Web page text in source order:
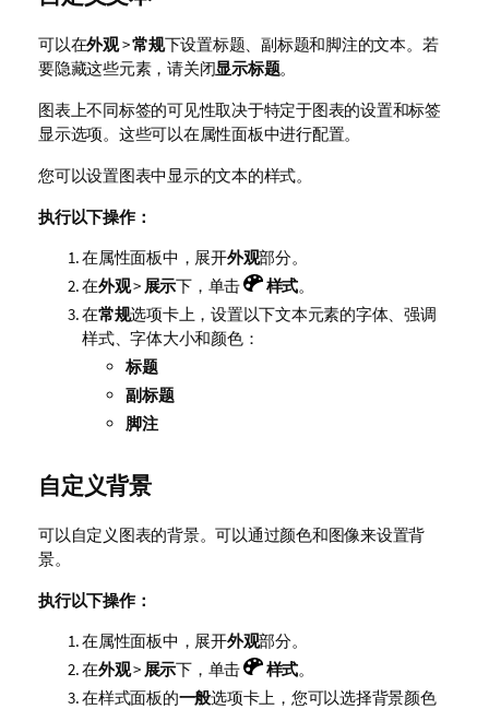
可以在外观>常规下设置标题、副标题和脚注的文本。若
要隐藏这些元素，请关闭显示标题。
图表上不同标签的可见性取决于特定于图表的设置和标签
显示选项。这些可以在属性面板中进行配置。
您可以设置图表中显示的文本的样式。
执行以下操作：
在属性面板中，展开外观部分。
在外观> 展示下，单击 样式。
在常规选项卡上，设置以下文本元素的字体、强调
样式、字体大小和颜色：
标题
副标题
脚注
自定义背景
可以自定义图表的背景。可以通过颜色和图像来设置背
景。
执行以下操作：
在属性面板中，展开外观部分。
在外观> 展示下，单击 样式。
在样式面板的一般选项卡上，您可以选择背景颜色